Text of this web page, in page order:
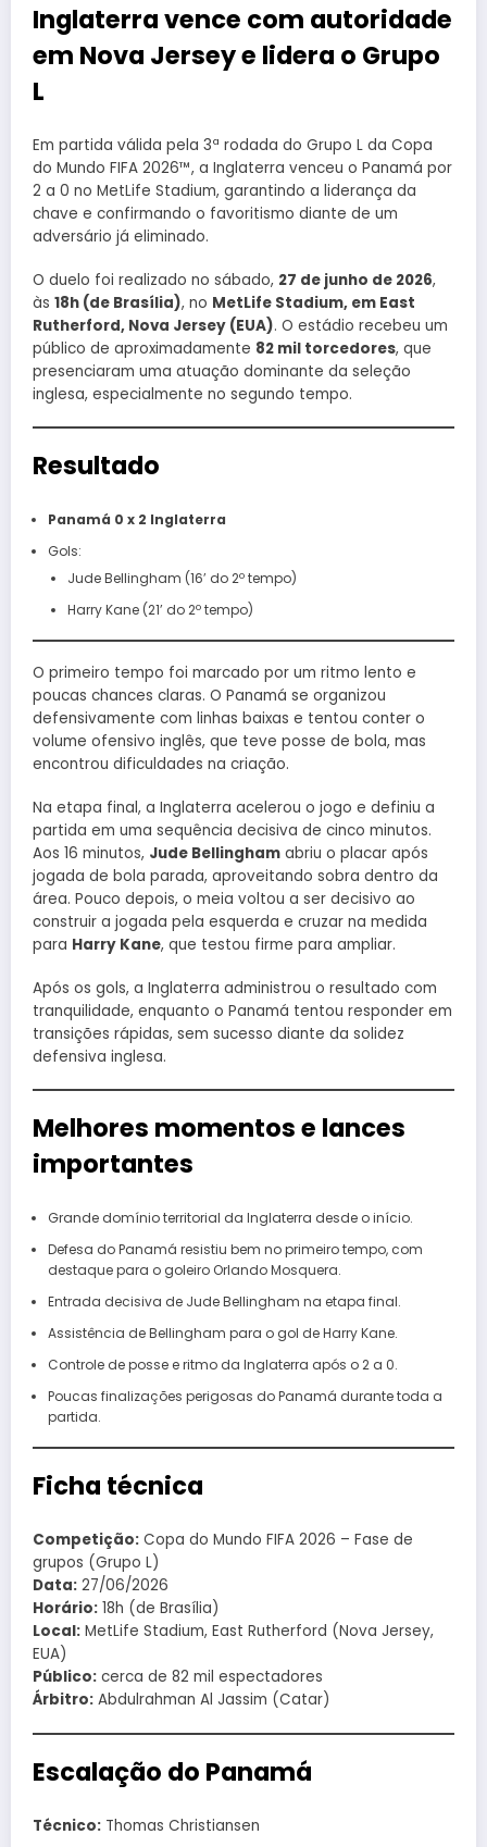
Inglaterra vence com autoridade
em Nova Jersey e lidera o Grupo
L
Em partida válida pela 3ª rodada do Grupo L da Copa
do Mundo FIFA 2026™, a Inglaterra venceu o Panamá por
2 a 0 no MetLife Stadium, garantindo a liderança da
chave e confirmando o favoritismo diante de um
adversário já eliminado.
O duelo foi realizado no sábado, 27 de junho de 2026,
às 18h (de Brasília), no MetLife Stadium, em East
Rutherford, Nova Jersey (EUA). O estádio recebeu um
público de aproximadamente 82 mil torcedores, que
presenciaram uma atuação dominante da seleção
inglesa, especialmente no segundo tempo.
Resultado
Panamá 0 x 2 Inglaterra
Gols:
Jude Bellingham (16’ do 2º tempo)
Harry Kane (21’ do 2º tempo)
O primeiro tempo foi marcado por um ritmo lento e
poucas chances claras. O Panamá se organizou
defensivamente com linhas baixas e tentou conter o
volume ofensivo inglês, que teve posse de bola, mas
encontrou dificuldades na criação.
Na etapa final, a Inglaterra acelerou o jogo e definiu a
partida em uma sequência decisiva de cinco minutos.
Aos 16 minutos, Jude Bellingham abriu o placar após
jogada de bola parada, aproveitando sobra dentro da
área. Pouco depois, o meia voltou a ser decisivo ao
construir a jogada pela esquerda e cruzar na medida
para Harry Kane, que testou firme para ampliar.
Após os gols, a Inglaterra administrou o resultado com
tranquilidade, enquanto o Panamá tentou responder em
transições rápidas, sem sucesso diante da solidez
defensiva inglesa.
Melhores momentos e lances
importantes
Grande domínio territorial da Inglaterra desde o início.
Defesa do Panamá resistiu bem no primeiro tempo, com
destaque para o goleiro Orlando Mosquera.
Entrada decisiva de Jude Bellingham na etapa final.
Assistência de Bellingham para o gol de Harry Kane.
Controle de posse e ritmo da Inglaterra após o 2 a 0.
Poucas finalizações perigosas do Panamá durante toda a
partida.
Ficha técnica
Competição: Copa do Mundo FIFA 2026 – Fase de
grupos (Grupo L)
Data: 27/06/2026
Horário: 18h (de Brasília)
Local: MetLife Stadium, East Rutherford (Nova Jersey,
EUA)
Público: cerca de 82 mil espectadores
Árbitro: Abdulrahman Al Jassim (Catar)
Escalação do Panamá
Técnico: Thomas Christiansen